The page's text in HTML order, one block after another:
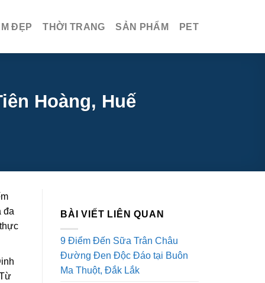
ĐẸP THỜI TRANG SẢN PHẨM PET
Hoàng, Huế
đa
BÀI VIẾT LIÊN QUAN
9 Điểm Đến Sữa Trân Châu
Đường Đen Độc Đáo tại Buôn
Ma Thuột, Đắk Lắk